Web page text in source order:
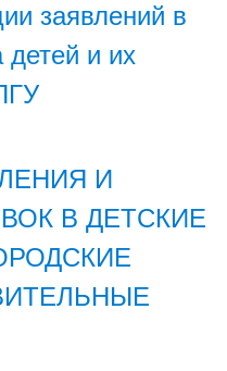
заявлений в
детей и их
И
В ДЕТСКИЕ